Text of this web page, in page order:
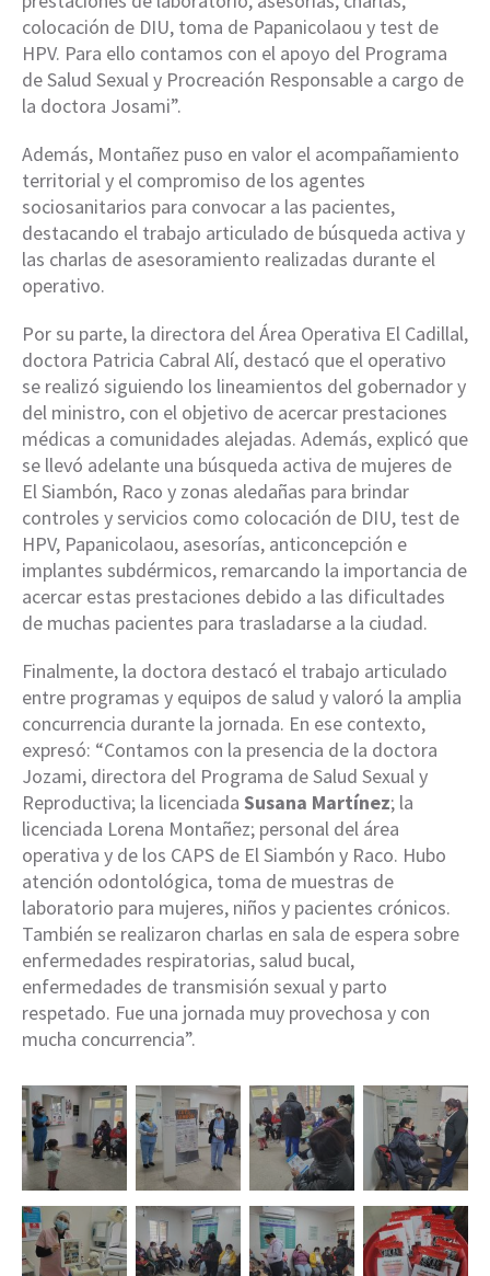
colocación de DIU, toma de Papanicolaou y test de
HPV. Para ello contamos con el apoyo del Programa
de Salud Sexual y Procreación Responsable a cargo de
la doctora Josami”.
Además, Montañez puso en valor el acompañamiento
territorial y el compromiso de los agentes
sociosanitarios para convocar a las pacientes,
destacando el trabajo articulado de búsqueda activa y
las charlas de asesoramiento realizadas durante el
operativo.
Por su parte, la directora del Área Operativa El Cadillal,
doctora Patricia Cabral Alí, destacó que el operativo
se realizó siguiendo los lineamientos del gobernador y
del ministro, con el objetivo de acercar prestaciones
médicas a comunidades alejadas. Además, explicó que
se llevó adelante una búsqueda activa de mujeres de
El Siambón, Raco y zonas aledañas para brindar
controles y servicios como colocación de DIU, test de
HPV, Papanicolaou, asesorías, anticoncepción e
implantes subdérmicos, remarcando la importancia de
acercar estas prestaciones debido a las dificultades
de muchas pacientes para trasladarse a la ciudad.
Finalmente, la doctora destacó el trabajo articulado
entre programas y equipos de salud y valoró la amplia
concurrencia durante la jornada. En ese contexto,
expresó: “Contamos con la presencia de la doctora
Jozami, directora del Programa de Salud Sexual y
Reproductiva; la licenciada Susana Martínez; la
licenciada Lorena Montañez; personal del área
operativa y de los CAPS de El Siambón y Raco. Hubo
atención odontológica, toma de muestras de
laboratorio para mujeres, niños y pacientes crónicos.
También se realizaron charlas en sala de espera sobre
enfermedades respiratorias, salud bucal,
enfermedades de transmisión sexual y parto
respetado. Fue una jornada muy provechosa y con
mucha concurrencia”.